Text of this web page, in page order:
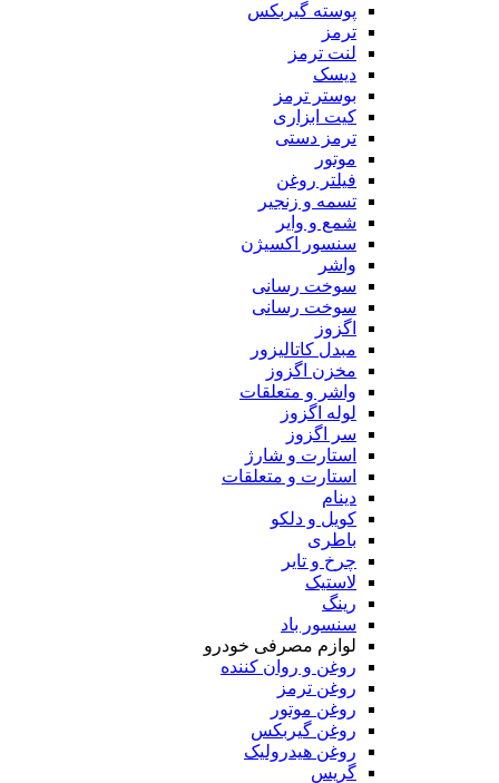
پوسته گیربکس
ترمز
لنت ترمز
دیسک
بوستر ترمز
کیت ابزاری
ترمز دستی
موتور
فیلتر روغن
تسمه و زنجیر
شمع و وایر
سنسور اکسیژن
واشر
سوخت رسانی
سوخت رسانی
اگزوز
مبدل کاتالیزور
مخزن اگزوز
واشر و متعلقات
لوله اگزوز
سر اگزوز
استارت و شارژ
استارت و متعلقات
دینام
کویل و دلکو
باطری
چرخ و تایر
لاستیک
رینگ
سنسور باد
لوازم مصرفی خودرو
روغن و روان کننده
روغن ترمز
روغن موتور
روغن گیربکس
روغن هیدرولیک
گریس